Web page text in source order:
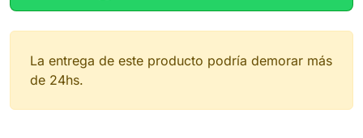
La entrega de este producto podría demorar más
de 24hs.